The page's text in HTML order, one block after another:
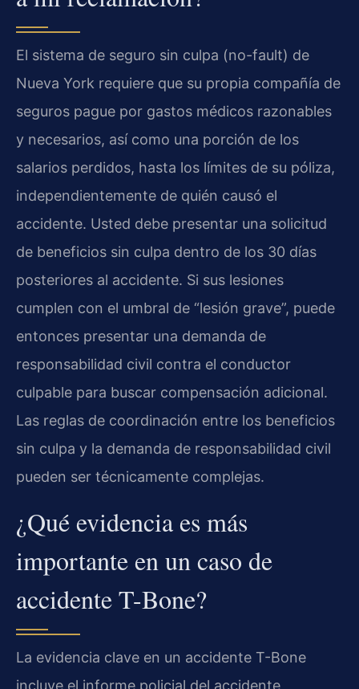
El sistema de seguro sin culpa (no-fault) de
Nueva York requiere que su propia compañía de
seguros pague por gastos médicos razonables
y necesarios, así como una porción de los
salarios perdidos, hasta los límites de su póliza,
independientemente de quién causó el
accidente. Usted debe presentar una solicitud
de beneficios sin culpa dentro de los 30 días
posteriores al accidente. Si sus lesiones
cumplen con el umbral de “lesión grave”, puede
entonces presentar una demanda de
responsabilidad civil contra el conductor
culpable para buscar compensación adicional.
Las reglas de coordinación entre los beneficios
sin culpa y la demanda de responsabilidad civil
pueden ser técnicamente complejas.
¿Qué evidencia es más
importante en un caso de
accidente T-Bone?
La evidencia clave en un accidente T-Bone
incluye el informe policial del accidente,